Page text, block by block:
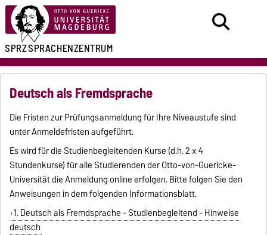
SPRZSPRACHENZENTRUM
Deutsch als Fremdsprache
Die Fristen zur Prüfungsanmeldung für Ihre Niveaustufe sind
unterAnmeldefristenaufgeführt.
Es wird für die Studienbegleitenden Kurse (d.h. 2 x 4
Stundenkurse) für alle Studierenden der Otto-von-Guericke-
Universität die Anmeldung online erfolgen. Bitte folgen Sie den
Anweisungen in dem folgenden Informationsblatt.
1. Deutsch als Fremdsprache - Studienbegleitend - Hinweise
deutsch